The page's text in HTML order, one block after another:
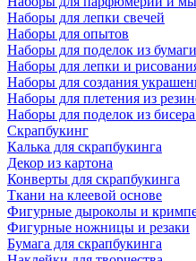
Наборы для лепки свечей
Наборы для опытов
Наборы для поделок из
Наборы для лепки и
Наборы для создания
Наборы для плетения из
Наборы для поделок из
Скрапбукинг
Калька для скрапбукинга
Декор из картона
Конверты для скрапбукинга
Ткани на клеевой основе
Фигурные дыроколы и
Фигурные ножницы и резаки
Бумага для скрапбукинга